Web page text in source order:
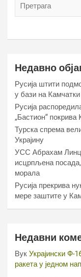
Недавно
Русија штити
у бази на Камчатки
Русија
„Бастион“
Турска спрема
Украјину
УСС Абрахам
исцрпљена
морала
Русија прекрива
мере заштите у
Недавни
Вук Украјински Ф-
ракета у једном